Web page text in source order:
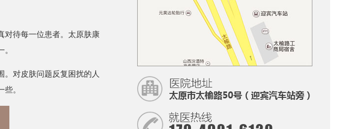
对待每一位患者。太原肤康
。对皮肤问题反复困扰的人
。